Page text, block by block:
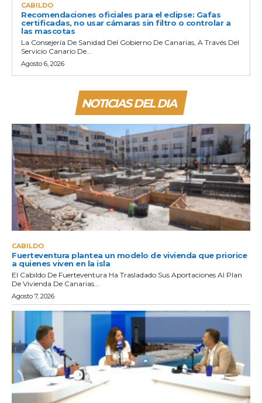
CABILDO
Recomendaciones oficiales para el eclipse: Gafas
certificadas, no usar cámaras sin filtro o controlar a
las mascotas
La Consejería De Sanidad Del Gobierno De Canarias, A Través Del
Servicio Canario De...
Agosto 6, 2026
NOTICIAS DEL DIA
CABILDO
Fuerteventura plantea un modelo de vivienda que priorice
a quienes viven en la isla
El Cabildo De Fuerteventura Ha Trasladado Sus Aportaciones Al Plan
De Vivienda De Canarias...
Agosto 7, 2026